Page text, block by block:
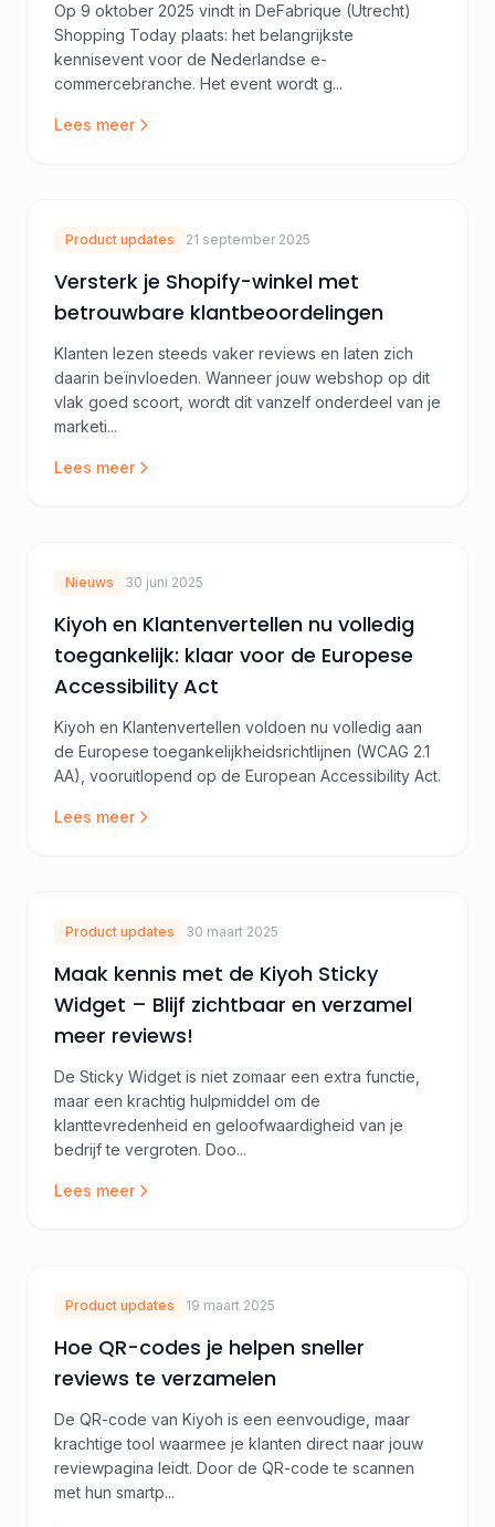
Op 9 oktober 2025 vindt in DeFabrique (Utrecht)
Shopping Today plaats: het belangrijkste
kennisevent voor de Nederlandse e-
commercebranche. Het event wordt g...
Lees meer
Product updates 21 september 2025
Versterk je Shopify-winkel met
betrouwbare klantbeoordelingen
Klanten lezen steeds vaker reviews en laten zich
daarin beïnvloeden. Wanneer jouw webshop op dit
vlak goed scoort, wordt dit vanzelf onderdeel van je
marketi...
Lees meer
Nieuws 30 juni 2025
Kiyoh en Klantenvertellen nu volledig
toegankelijk: klaar voor de Europese
Accessibility Act
Kiyoh en Klantenvertellen voldoen nu volledig aan
de Europese toegankelijkheidsrichtlijnen (WCAG 2.1
AA), vooruitlopend op de European Accessibility Act.
Lees meer
Product updates 30 maart 2025
Maak kennis met de Kiyoh Sticky
Widget – Blijf zichtbaar en verzamel
meer reviews!
De Sticky Widget is niet zomaar een extra functie,
maar een krachtig hulpmiddel om de
klanttevredenheid en geloofwaardigheid van je
bedrijf te vergroten. Doo...
Lees meer
Product updates 19 maart 2025
Hoe QR-codes je helpen sneller
reviews te verzamelen
De QR-code van Kiyoh is een eenvoudige, maar
krachtige tool waarmee je klanten direct naar jouw
reviewpagina leidt. Door de QR-code te scannen
met hun smartp...